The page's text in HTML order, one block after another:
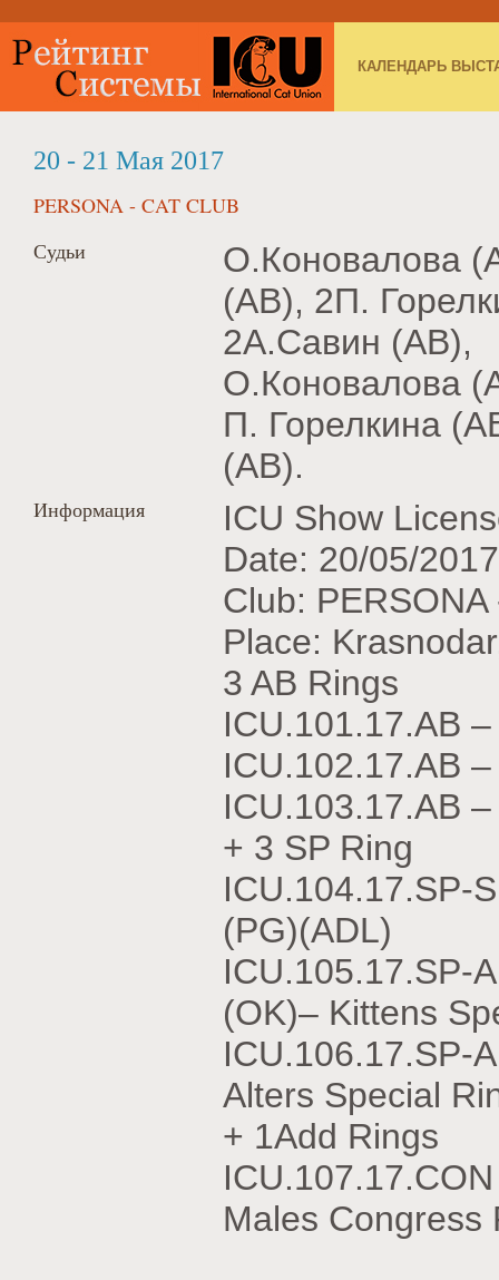
КАЛЕНДАРЬ
20 - 21 Мая 2017
PERSONA - CAT CLUB
Судьи
О.Коновалова
(AB), 2П.
2А.Савин (AB),
О.Коновалова
П. Горелкина
(AB).
Информация
ICU Show
Date: 20/05/2017
Club:
Place:
3 AB Rings
ICU.101.17.АВ
ICU.102.17.АВ
ICU.103.17.АВ –
+ 3 SP Ring
ICU.104.17.SP-
(PG)(ADL)
ICU.105.17.SP-
(OK)– Kittens
ICU.106.17.SP-
Alters Special
+ 1Add Rings
Males Congress